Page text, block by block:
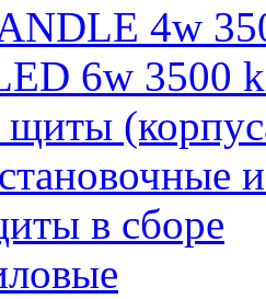
4w
6w 3500
в сборе